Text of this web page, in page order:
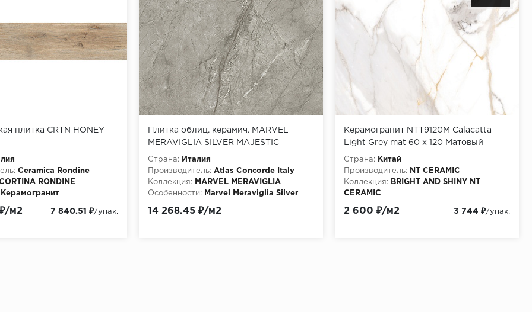
плитка CRTN HONEY
Ceramica Rondine
RONDINE
Керамогранит
м2 7 840.51 ₽/упак.
Плитка облиц. керамич. MARVEL
MERAVIGLIA SILVER MAJESTIC
120X278 - 6MM LAPP., 6мм, 120x278
(AJH4)
Страна:
Италия
Производитель: Atlas Concorde Italy
Коллекция:
MARVEL MERAVIGLIA
Особенности:
Marvel Meraviglia Silver
14 268.45 ₽/м2
Керамогранит NTT9120M Calacatta
Light Grey mat 60 x 120 Матовый
Страна:
Китай
Производитель:
NT CERAMIC
Коллекция:
BRIGHT AND SHINY NT
CERAMIC
2 600 ₽/м2 3 744 ₽/упак.